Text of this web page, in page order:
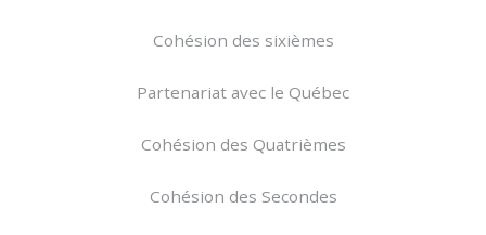
Cohésion des sixièmes
Partenariat avec le Québec
Cohésion des Quatrièmes
Cohésion des Secondes